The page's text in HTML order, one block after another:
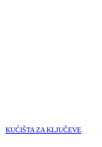
KUĆIŠTA ZA KLJUČEVE